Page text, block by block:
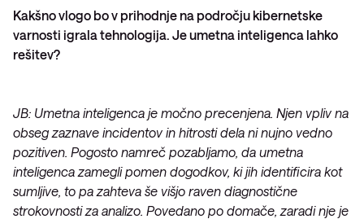
Kakšno vlogo bo v prihodnje na področju kibernetske
varnosti igrala tehnologija. Je umetna inteligenca lahko
rešitev?
JB: Umetna inteligenca je močno precenjena. Njen vpliv na
obseg zaznave incidentov in hitrosti dela ni nujno vedno
pozitiven. Pogosto namreč pozabljamo, da umetna
inteligenca zamegli pomen dogodkov, ki jih identificira kot
sumljive, to pa zahteva še višjo raven diagnostične
strokovnosti za analizo. Povedano po domače, zaradi nje je